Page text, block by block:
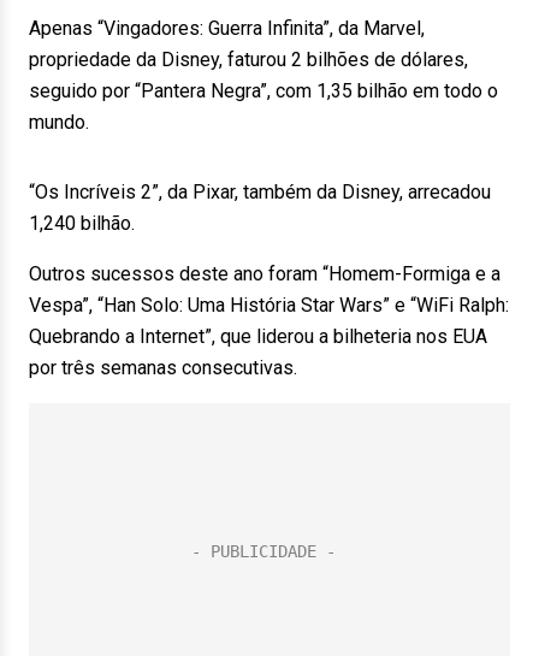
Apenas “Vingadores: Guerra Infinita”, da Marvel,
propriedade da Disney, faturou 2 bilhões de dólares,
seguido por “Pantera Negra”, com 1,35 bilhão em todo o
mundo.
“Os Incríveis 2”, da Pixar, também da Disney, arrecadou
1,240 bilhão.
Outros sucessos deste ano foram “Homem-Formiga e a
Vespa”, “Han Solo: Uma História Star Wars” e “WiFi Ralph:
Quebrando a Internet”, que liderou a bilheteria nos EUA
por três semanas consecutivas.